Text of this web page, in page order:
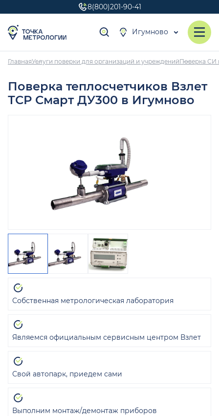
8(800)201-90-41
Игумново
ГлавнаяУслуги поверки для организаций и учрежденийПоверка СИ
Поверка теплосчетчиков Взлет
ТСР Смарт ДУ300 в Игумново
Собственная метрологическая лаборатория
Являемся официальным сервисным центром Взлет
Свой автопарк, приедем сами
Выполним монтаж/демонтаж приборов